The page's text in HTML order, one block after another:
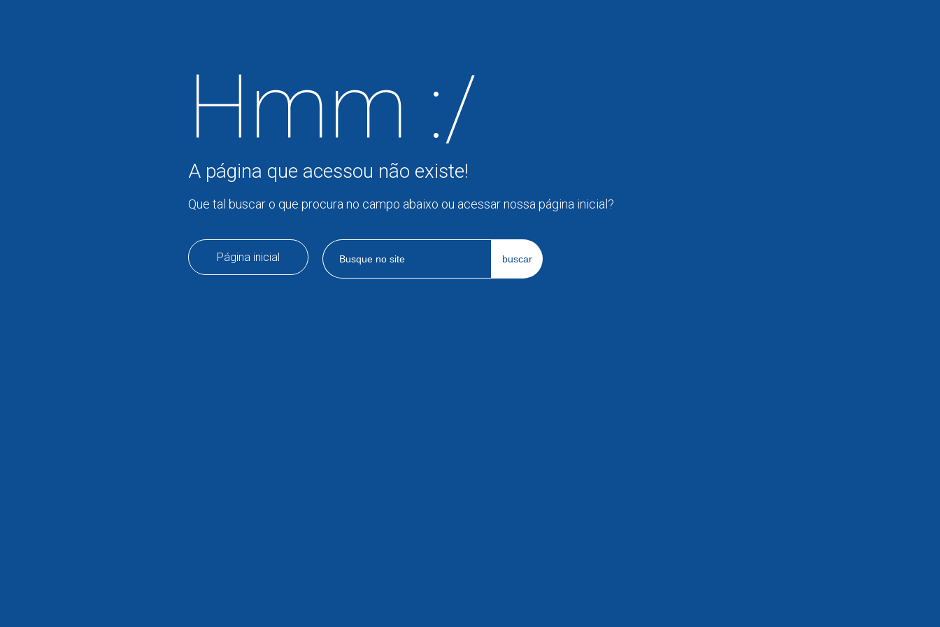
Hmm :/
A página que acessou não existe!
Que tal buscar o que procura no campo abaixo ou acessar nossa página inicial?
Página inicial